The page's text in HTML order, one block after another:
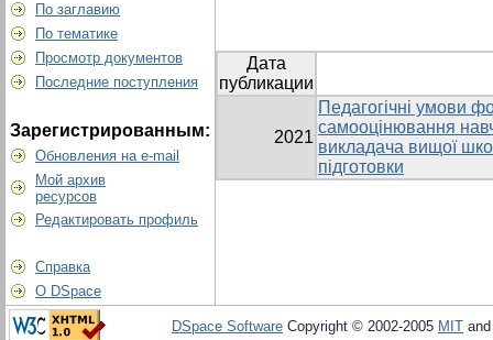
По заглавию
По тематике
Просмотр документов
Последние поступления
Зарегистрированным:
Обновления на e-mail
Мой архив
ресурсов
Редактировать профиль
Справка
О DSpace
Дата
публикации
2021
Педагогічні умови
самооцінювання
викладача вищої
підготовки
DSpace Software Copyright © 2002-2005 MIT